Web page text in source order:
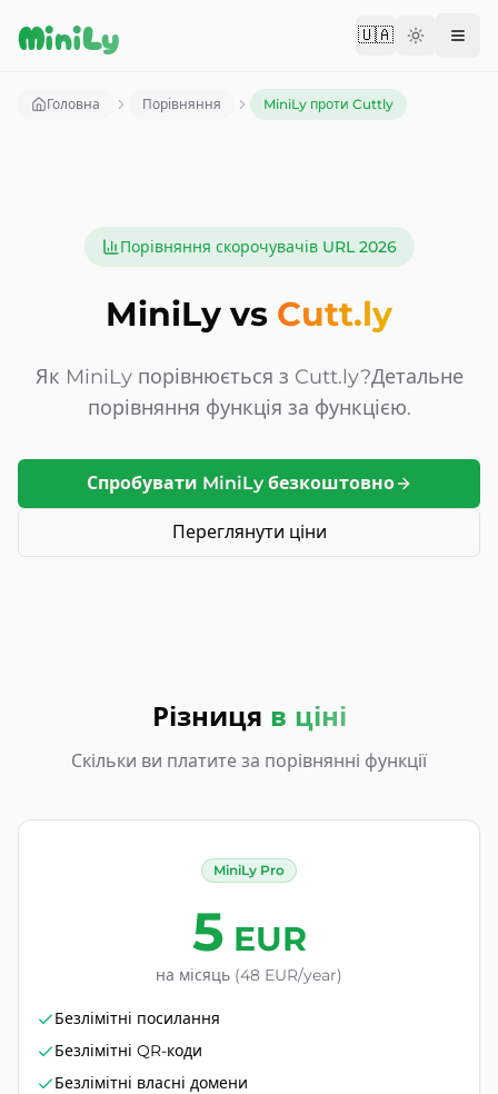
MiniLy 🇺🇦Change
Головна Порівняння MiniLy проти Cuttly
Порівняння скорочувачів URL 2026
MiniLy vs Cutt.ly
Як MiniLy порівнюється з Cutt.ly?Детальне
порівняння функція за функцією.
Спробувати MiniLy безкоштовно
Переглянути ціни
Різниця в ціні
Скільки ви платите за порівнянні функції
MiniLy Pro
5 EUR
на місяць (48 EUR/year)
Безлімітні посилання
Безлімітні QR-коди
Безлімітні власні домени